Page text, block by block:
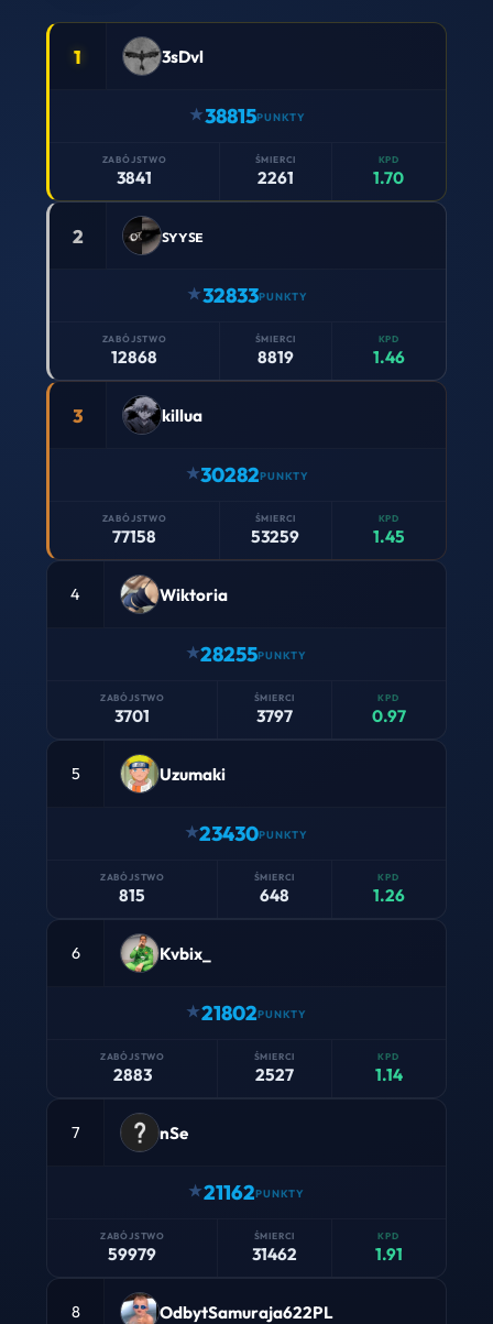
1 3sDvl
38815
3841 2261 1.70
2 ꜱʏʏꜱᴇ
32833
12868 8819 1.46
3 killua
30282
77158 53259 1.45
4 Wiktoria
28255
3701 3797 0.97
5 Uzumaki
23430
815 648 1.26
6 Kvbix_
21802
2883 2527 1.14
7 nSe
21162
59979 31462 1.91
8 OdbytSamuraja622PL